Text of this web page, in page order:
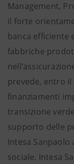
Management,
il forte
banca efficiente
fabbriche
prevede, entro
finanziamenti
transizione
supporto delle
Intesa
sociale. Intesa